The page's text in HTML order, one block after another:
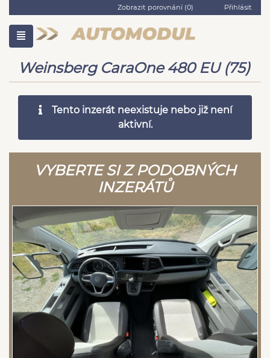
Zobrazit porovnání (0) Přihlásit
Weinsberg CaraOne 480 EU (75)
Tento inzerát neexistuje nebo již není
aktivní.
VYBERTE SI Z PODOBNÝCH
INZERÁTŮ